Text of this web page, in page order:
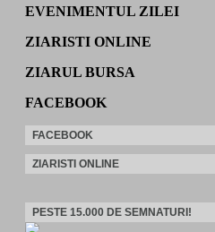
EVENIMENTUL ZILEI
ZIARISTI ONLINE
ZIARUL BURSA
FACEBOOK
FACEBOOK
ZIARISTI ONLINE
PESTE 15.000 DE SEMNATURI!